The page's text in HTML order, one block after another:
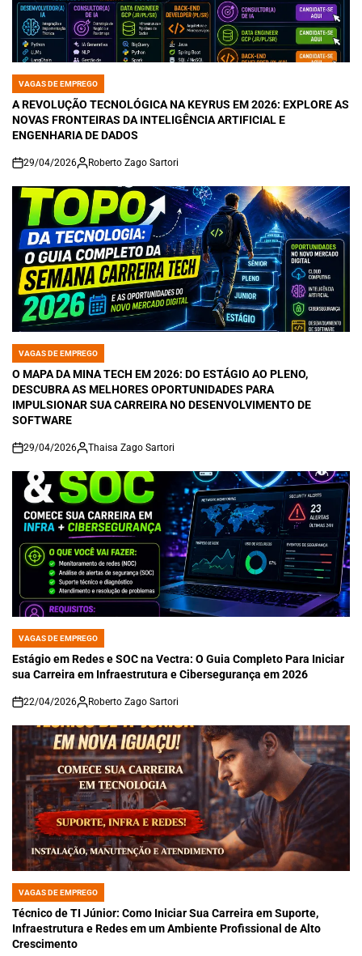
POSTED
IN
VAGAS DE EMPREGO
A REVOLUÇÃO TECNOLÓGICA NA KEYRUS EM 2026: EXPLORE AS
NOVAS FRONTEIRAS DA INTELIGÊNCIA ARTIFICIAL E
ENGENHARIA DE DADOS
on
29/04/2026 Roberto Zago Sartori
POSTED
IN
VAGAS DE EMPREGO
O MAPA DA MINA TECH EM 2026: DO ESTÁGIO AO PLENO,
DESCUBRA AS MELHORES OPORTUNIDADES PARA
IMPULSIONAR SUA CARREIRA NO DESENVOLVIMENTO DE
SOFTWARE
on
29/04/2026 Thaisa Zago Sartori
POSTED
IN
VAGAS DE EMPREGO
Estágio em Redes e SOC na Vectra: O Guia Completo Para Iniciar
sua Carreira em Infraestrutura e Cibersegurança em 2026
on
22/04/2026 Roberto Zago Sartori
POSTED
IN
VAGAS DE EMPREGO
Técnico de TI Júnior: Como Iniciar Sua Carreira em Suporte,
Infraestrutura e Redes em um Ambiente Profissional de Alto
Crescimento